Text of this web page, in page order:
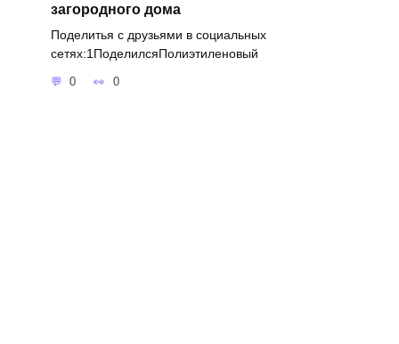
загородного дома
Поделитья с друзьями в социальных
сетях:1ПоделилсяПолиэтиленовый
0 0